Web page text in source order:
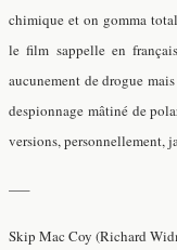
chimique et on gomma
le film sappelle en
aucunement de drogue
despionnage mâtiné de
versions, personnellement,
—–
Skip Mac Coy (Richard